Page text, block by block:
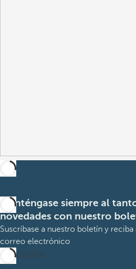
Manténgase siempre al
novedades con nuestro
Suscríbase a nuestro boletín y reciba
correo electrónico
Suscribirme